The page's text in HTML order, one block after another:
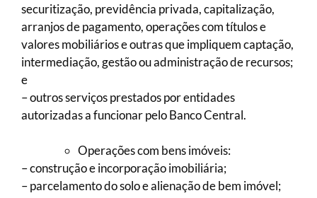
securitização, previdência privada, capitalização,
arranjos de pagamento, operações com títulos e
valores mobiliários e outras que impliquem captação,
intermediação, gestão ou administração de recursos;
e
– outros serviços prestados por entidades
autorizadas a funcionar pelo Banco Central.
Operações com bens imóveis:
– construção e incorporação imobiliária;
– parcelamento do solo e alienação de bem imóvel;